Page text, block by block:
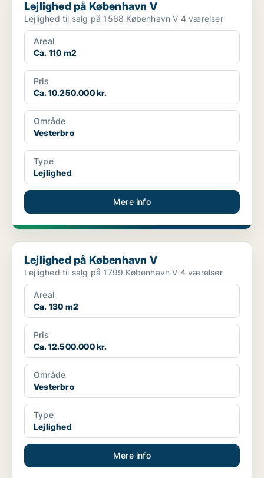
Lejlighed på København V
Lejlighed til salg på 1568 København V 4 værelser
Areal
Ca. 110 m2
Pris
Ca. 10.250.000 kr.
Område
Vesterbro
Type
Lejlighed
Mere info
Lejlighed på København V
Lejlighed på København V
Lejlighed til salg på 1799 København V 4 værelser
Areal
Ca. 130 m2
Pris
Ca. 12.500.000 kr.
Område
Vesterbro
Type
Lejlighed
Mere info